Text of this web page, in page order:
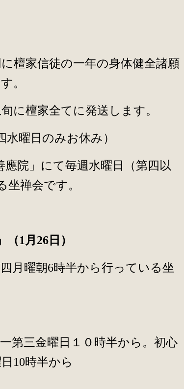
檀家信徒の一年の身体健全諸願
。
に檀家全てに発送します。
水曜日のみお休み）
院」にて毎週水曜日（第四以
坐禅会です。
（1 月 26 日）
月曜朝6時半から行っている坐
第三金曜日１０時半から。初心
10時半から